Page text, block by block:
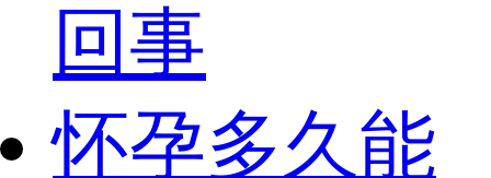
回事
怀孕多久能